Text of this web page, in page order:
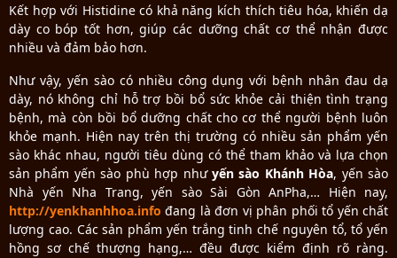
Kết hợp với Histidine có khả năng kích thích tiêu hóa, khiến dạ
dày co bóp tốt hơn, giúp các dưỡng chất cơ thể nhận được
nhiều và đảm bảo hơn.
Như vậy, yến sào có nhiều công dụng với bệnh nhân đau dạ
dày, nó không chỉ hỗ trợ bồi bổ sức khỏe cải thiện tình trạng
bệnh, mà còn bồi bổ dưỡng chất cho cơ thể người bệnh luôn
khỏe mạnh. Hiện nay trên thị trường có nhiều sản phẩm yến
sào khác nhau, người tiêu dùng có thể tham khảo và lựa chọn
sản phẩm yến sào phù hợp như yến sào Khánh Hòa, yến sào
Nhà yến Nha Trang, yến sào Sài Gòn AnPha,… Hiện nay,
http://yenkhanhhoa.info đang là đơn vị phân phối tổ yến chất
lượng cao. Các sản phẩm yến trắng tinh chế nguyên tổ, tổ yến
hồng sơ chế thượng hạng,… đều được kiểm định rõ ràng.